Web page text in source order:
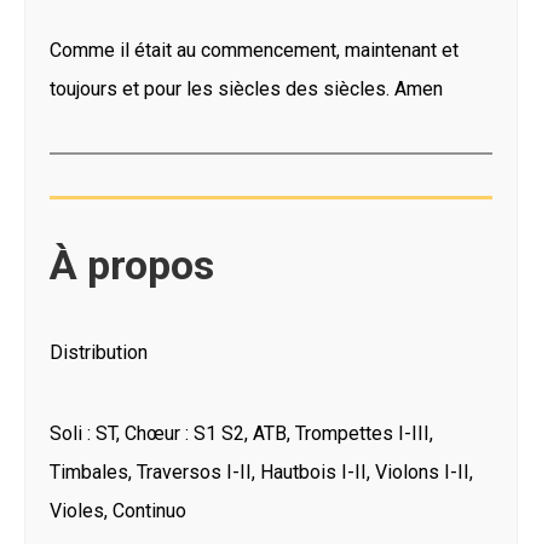
Comme il était au commencement, maintenant et
toujours et pour les siècles des siècles. Amen
À propos
Distribution
Soli : ST, Chœur : S1 S2, ATB, Trompettes I-III,
Timbales, Traversos I-II, Hautbois I-II, Violons I-II,
Violes, Continuo